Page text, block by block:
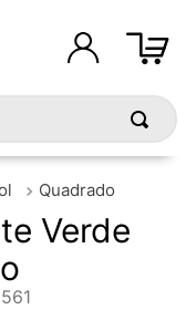
Quadrado
Verde